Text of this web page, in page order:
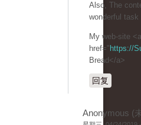
Also, The
wonderful
My web-site <a
href=" https://
Bread</a>
回复
Anonymous (